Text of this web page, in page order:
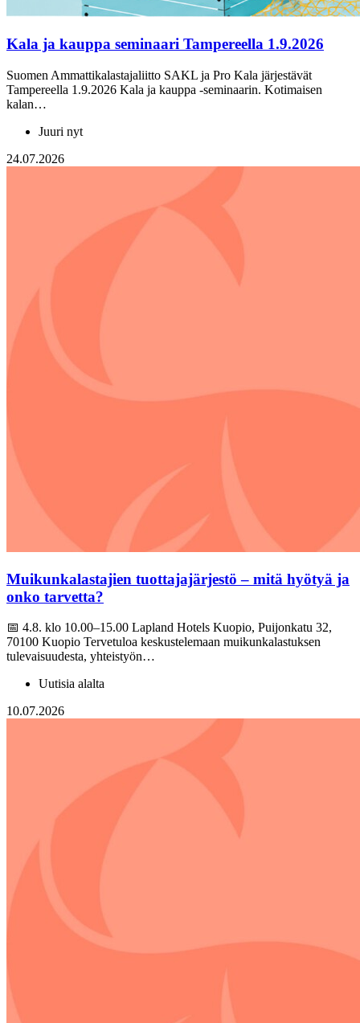
Kala ja kauppa seminaari Tampereella 1.9.2026
Suomen Ammattikalastajaliitto SAKL ja Pro Kala järjestävät
Tampereella 1.9.2026 Kala ja kauppa -seminaarin. Kotimaisen
kalan…
Juuri nyt
24.07.2026
Muikunkalastajien tuottajajärjestö – mitä hyötyä ja
onko tarvetta?
📅 4.8. klo 10.00–15.00 Lapland Hotels Kuopio, Puijonkatu 32,
70100 Kuopio Tervetuloa keskustelemaan muikunkalastuksen
tulevaisuudesta, yhteistyön…
Uutisia alalta
10.07.2026